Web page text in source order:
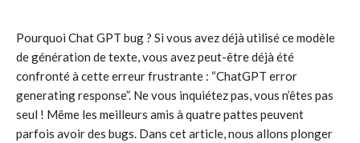
Pourquoi Chat GPT bug ? Si vous avez déjà utilisé ce modèle
de génération de texte, vous avez peut-être déjà été
confronté à cette erreur frustrante : “ChatGPT error
generating response”. Ne vous inquiétez pas, vous n’êtes pas
seul ! Même les meilleurs amis à quatre pattes peuvent
parfois avoir des bugs. Dans cet article, nous allons plonger